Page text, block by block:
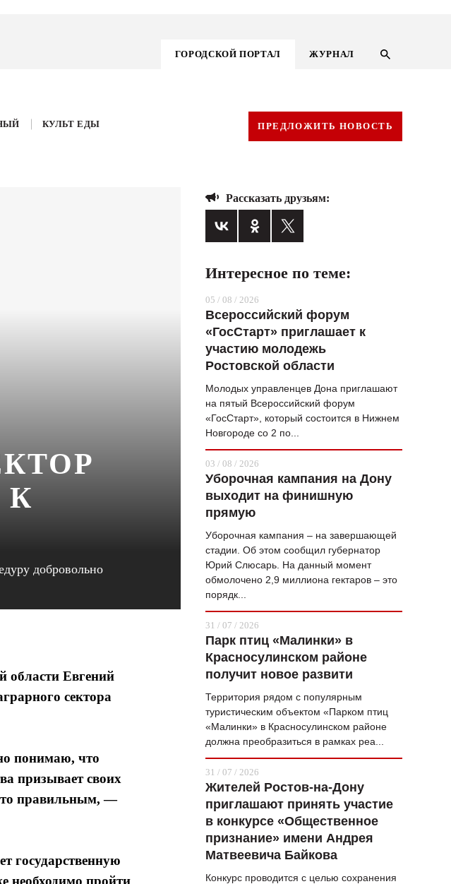
ГОРОДСКОЙ ПОРТАЛ ЖУРНАЛ
ГОРОДСКОЙ ПОРТАЛ
ВОПРОС НЕДЕЛИ
ТАМ И ТУТ
СТИЛЬ ЖИЗНИ
КУЛЬТ ЕДЫ
ЖУРНАЛ
КУЛЬТ ЕДЫ ПРЕДЛОЖИТЬ НОВОСТЬ
К
добровольно
области Евгений
сектора
понимаю, что
призывает своих
правильным, —
государственную
необходимо пройти
Рассказать друзьям:
Интересное по теме:
05 / 08 / 2026
Всероссийский форум
«ГосСтарт» приглашает к
участию молодежь
Ростовской области
Молодых управленцев Дона приглашают
на пятый Всероссийский форум
«ГосСтарт», который состоится в Нижнем
Новгороде со 2 по...
03 / 08 / 2026
Уборочная кампания на Дону
выходит на финишную
прямую
Уборочная кампания – на завершающей
стадии. Об этом сообщил губернатор
Юрий Слюсарь. На данный момент
обмолочено 2,9 миллиона гектаров – это
порядк...
31 / 07 / 2026
Парк птиц «Малинки» в
Красносулинском районе
получит новое развити
Территория рядом с популярным
туристическим объектом «Парком птиц
«Малинки» в Красносулинском районе
должна преобразиться в рамках реа...
31 / 07 / 2026
Жителей Ростов-на-Дону
приглашают принять участие
в конкурсе «Общественное
признание» имени Андрея
Матвеевича Байкова
Конкурс проводится с целью сохранения